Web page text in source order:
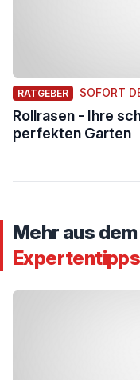
RATGEBER SOFORT
Rollrasen - Ihre
perfekten Garten
Mehr aus
Expertentipps